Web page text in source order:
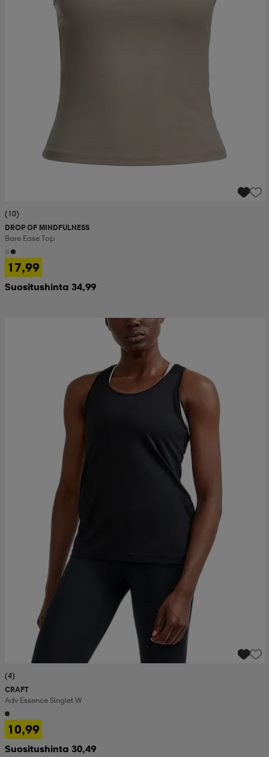
(10)
DROP OF MINDFULNESS
Bare Ease Top
17,99
Suositushinta 34,99
(4)
CRAFT
Adv Essence Singlet W
10,99
Suositushinta 30,49